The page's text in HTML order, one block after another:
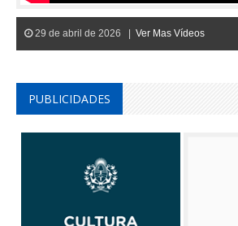
29 de abril de 2026 | Ver Mas Vídeos
PUBLICIDADES